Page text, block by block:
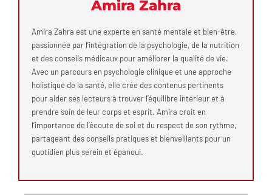
Amira Zahra
Amira Zahra est une experte en santé mentale et bien-être,
passionnée par l’intégration de la psychologie, de la nutrition
et des conseils médicaux pour améliorer la qualité de vie.
Avec un parcours en psychologie clinique et une approche
holistique de la santé, elle crée des contenus pertinents
pour aider ses lecteurs à trouver l’équilibre intérieur et à
prendre soin de leur corps et esprit. Amira croit en
l’importance de l’écoute de soi et du respect de son rythme,
partageant des conseils pratiques et bienveillants pour un
quotidien plus serein et épanoui.